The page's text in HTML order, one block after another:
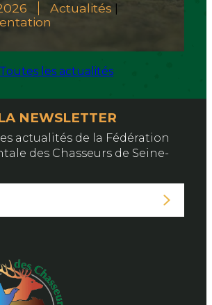
Actualités
Toutes les actualités
NEWSLETTER
actualités de la Fédération
des Chasseurs de Seine-